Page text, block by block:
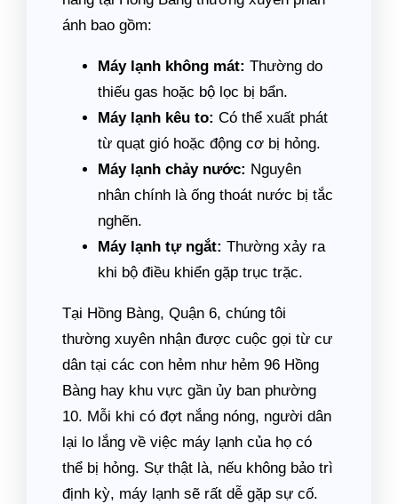
ánh bao gồm:
Máy lạnh không mát: Thường do
thiếu gas hoặc bộ lọc bị bẩn.
Máy lạnh kêu to: Có thể xuất phát
từ quạt gió hoặc động cơ bị hỏng.
Máy lạnh chảy nước: Nguyên
nhân chính là ống thoát nước bị tắc
nghẽn.
Máy lạnh tự ngắt: Thường xảy ra
khi bộ điều khiển gặp trục trặc.
Tại Hồng Bàng, Quận 6, chúng tôi
thường xuyên nhận được cuộc gọi từ cư
dân tại các con hẻm như hẻm 96 Hồng
Bàng hay khu vực gần ủy ban phường
10. Mỗi khi có đợt nắng nóng, người dân
lại lo lắng về việc máy lạnh của họ có
thể bị hỏng. Sự thật là, nếu không bảo trì
định kỳ, máy lạnh sẽ rất dễ gặp sự cố.